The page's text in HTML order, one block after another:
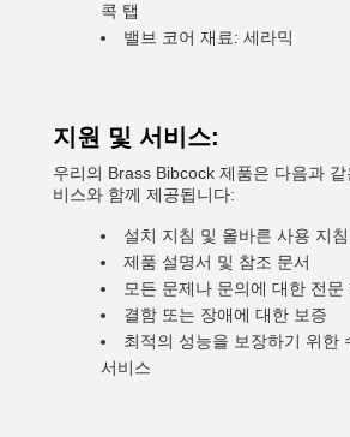
콕 탭
밸브 코어 재료: 세라믹
지원 및 서비스:
우리의 Brass Bibcock 제품은 다음과
비스와 함께 제공됩니다:
설치 지침 및 올바른 사용 지침
제품 설명서 및 참조 문서
모든 문제나 문의에 대한 전문
결함 또는 장애에 대한 보증
최적의 성능을 보장하기 위한
서비스